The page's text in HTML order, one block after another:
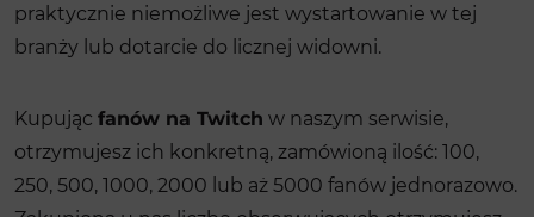
praktycznie niemożliwe jest wystartowanie w tej
branży lub dotarcie do licznej widowni.
Kupując fanów na Twitch w naszym serwisie,
otrzymujesz ich konkretną, zamówioną ilość: 100,
250, 500, 1000, 2000 lub aż 5000 fanów jednorazowo.